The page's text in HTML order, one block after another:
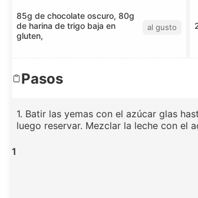
85g de chocolate oscuro, 80g
de harina de trigo baja en
gluten,
al gusto
Pasos
1
1. Batir las yemas con el azúcar glas
luego reservar. Mezclar la leche con el